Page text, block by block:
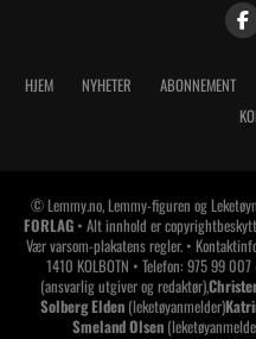
HJEM NYHETER ABONNEMENT
© Lemmy.no, Lemmy-figuren og
FORLAG• Alt innhold er
Vær varsom-plakatens regler. •
1410 KOLBOTN • Telefon: 975 99
(ansvarlig utgiver og redaktør),
Solberg Elden (leketøyanmelder)
Smeland Olsen